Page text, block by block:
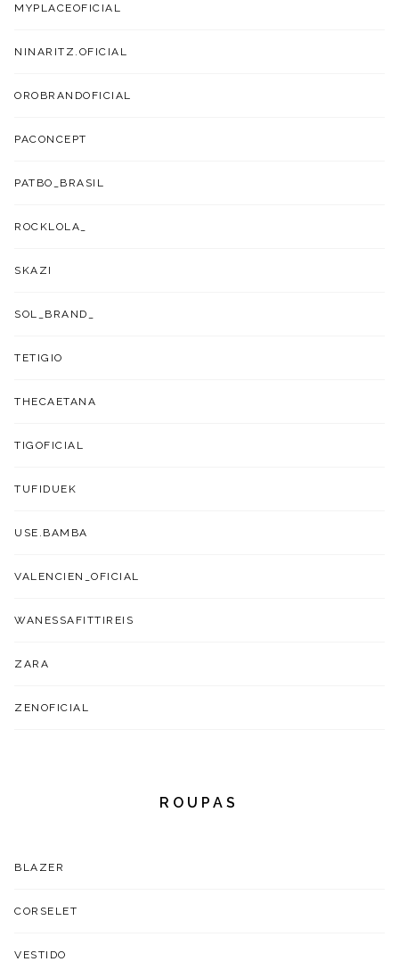
MYPLACEOFICIAL
NINARITZ.OFICIAL
OROBRANDOFICIAL
PACONCEPT
PATBO_BRASIL
ROCKLOLA_
SKAZI
SOL_BRAND_
TETIGIO
THECAETANA
TIGOFICIAL
TUFIDUEK
USE.BAMBA
VALENCIEN_OFICIAL
WANESSAFITTIREIS
ZARA
ZENOFICIAL
ROUPAS
BLAZER
CORSELET
VESTIDO